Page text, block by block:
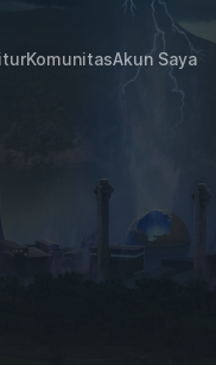
KomunitasAkun Saya